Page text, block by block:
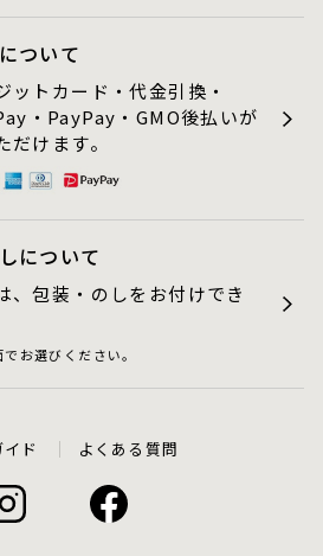
ついて
ットカード・代金引換・
・PayPay・GMO後払いが
だけます。
について
、包装・のしをお付けでき
お選びください。
ド よくある質問